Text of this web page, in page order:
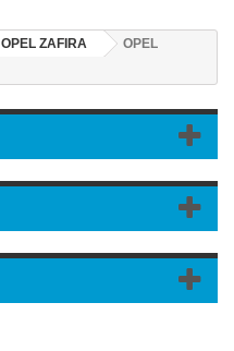
OPEL ZAFIRA
OPEL